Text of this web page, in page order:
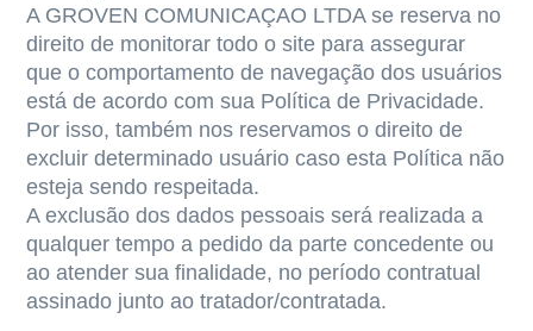
A GROVEN COMUNICAÇAO LTDA se reserva no
direito de monitorar todo o site para assegurar
que o comportamento de navegação dos usuários
está de acordo com sua Política de Privacidade.
Por isso, também nos reservamos o direito de
excluir determinado usuário caso esta Política não
esteja sendo respeitada.
A exclusão dos dados pessoais será realizada a
qualquer tempo a pedido da parte concedente ou
ao atender sua finalidade, no período contratual
assinado junto ao tratador/contratada.